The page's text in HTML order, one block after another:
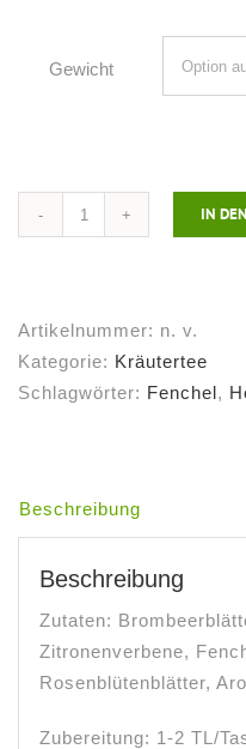
Gewicht
IN
Artikelnummer: n. v.
Kategorie: Kräutertee
Schlagwörter: Fenchel,
Beschreibung
Beschreibung
Zutaten:
Zitronenverbene,
Rosenblütenblätter,
Zubereitung: 1-2 TL/